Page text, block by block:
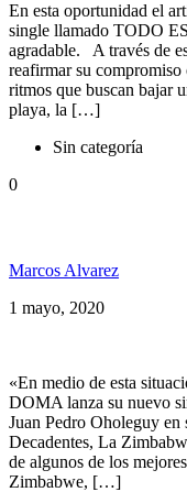
En esta oportunidad el
single llamado TODO
agradable. A través de
reafirmar su
ritmos que buscan bajar
playa, la […]
Sin categoría
0
Marcos Alvarez
1 mayo, 2020
«En medio de esta
DOMA lanza su nuevo
Juan Pedro Oholeguy
Decadentes, La
de algunos de los
Zimbabwe, […]